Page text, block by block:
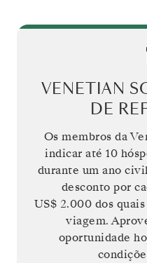
VENETIAN
DE
Os membros da
indicar até 10
durante um ano
desconto por
US$ 2.000 dos
viagem.
oportunidade